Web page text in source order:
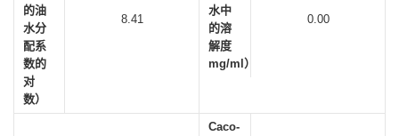
的油
水分
配系
数的
对
数）
8.41
水中
的溶
解度
mg/ml）
0.00
Caco-